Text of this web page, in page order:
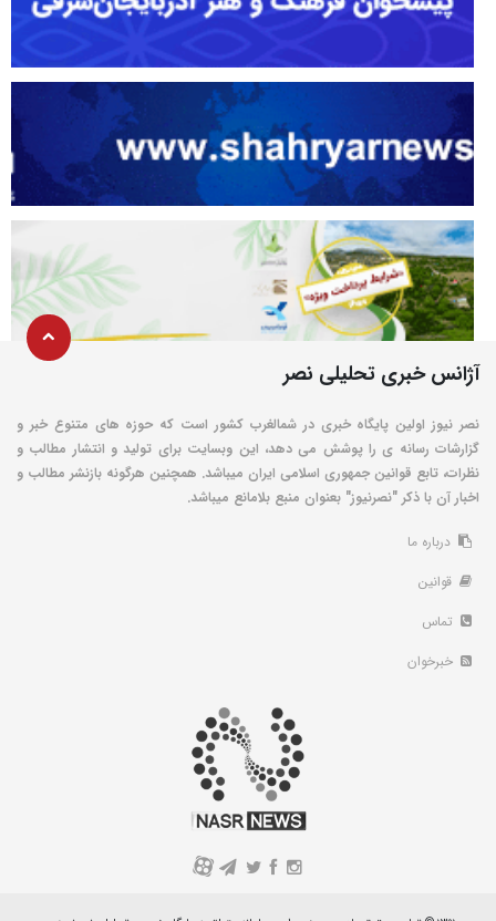
آژانس خبری تحلیلی نصر
نصر نیوز اولین پایگاه خبری در شمالغرب کشور است که حوزه های متنوع خبر و
گزارشات رسانه ی را پوشش می دهد، این وبسایت برای تولید و انتشار مطالب و
نظرات، تابع قوانین جمهوری اسلامی ایران میباشد. همچنین هرگونه بازنشر مطالب و
اخبار آن با ذکر "نصرنیوز" بعنوان منبع بلامانع میباشد.
درباره ما
قوانین
تماس
خبرخوان
A